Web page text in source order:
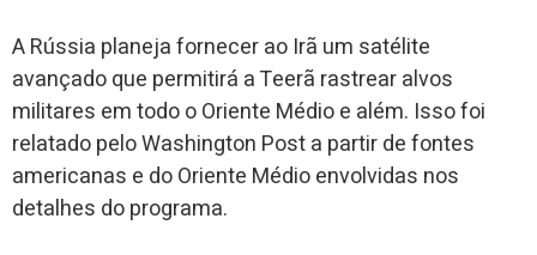
A Rússia planeja fornecer ao Irã um satélite
avançado que permitirá a Teerã rastrear alvos
militares em todo o Oriente Médio e além. Isso foi
relatado pelo Washington Post a partir de fontes
americanas e do Oriente Médio envolvidas nos
detalhes do programa.